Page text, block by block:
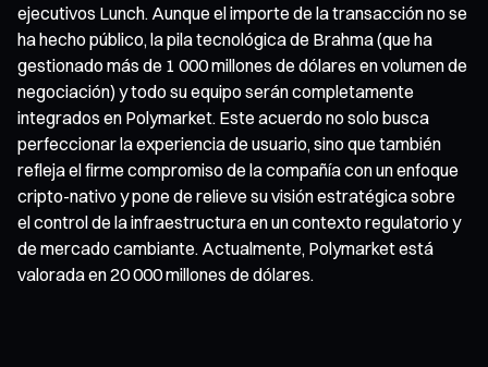
ejecutivos Lunch. Aunque el importe de la transacción no se
ha hecho público, la pila tecnológica de Brahma (que ha
gestionado más de 1 000 millones de dólares en volumen de
negociación) y todo su equipo serán completamente
integrados en Polymarket. Este acuerdo no solo busca
perfeccionar la experiencia de usuario, sino que también
refleja el firme compromiso de la compañía con un enfoque
cripto-nativo y pone de relieve su visión estratégica sobre
el control de la infraestructura en un contexto regulatorio y
de mercado cambiante. Actualmente, Polymarket está
valorada en 20 000 millones de dólares.